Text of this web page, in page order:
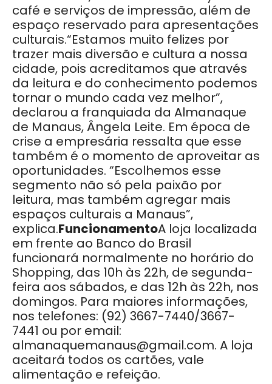
café e serviços de impressão, além de
espaço reservado para apresentações
culturais.“Estamos muito felizes por
trazer mais diversão e cultura a nossa
cidade, pois acreditamos que através
da leitura e do conhecimento podemos
tornar o mundo cada vez melhor”,
declarou a franquiada da Almanaque
de Manaus, Ângela Leite. Em época de
crise a empresária ressalta que esse
também é o momento de aproveitar as
oportunidades. “Escolhemos esse
segmento não só pela paixão por
leitura, mas também agregar mais
espaços culturais a Manaus”,
explica.FuncionamentoA loja localizada
em frente ao Banco do Brasil
funcionará normalmente no horário do
Shopping, das 10h às 22h, de segunda-
feira aos sábados, e das 12h às 22h, nos
domingos. Para maiores informações,
nos telefones: (92) 3667-7440/3667-
7441 ou por email:
almanaquemanaus@gmail.com. A loja
aceitará todos os cartões, vale
alimentação e refeição.